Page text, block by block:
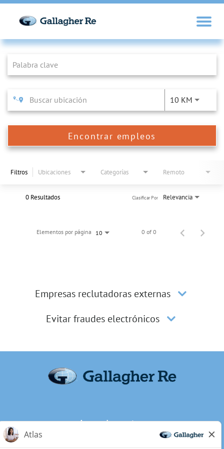
Job Search Page
10 KM
Encontrar empleos
Filtros Ubicaciones Categorías Remoto
0 Resultados Relevancia
Clasificar Por
Elementos por página 10 0 of 0
Empresas reclutadoras externas
Evitar fraudes electrónicos
Acerca de nosotros
Privacidad de los candidatos